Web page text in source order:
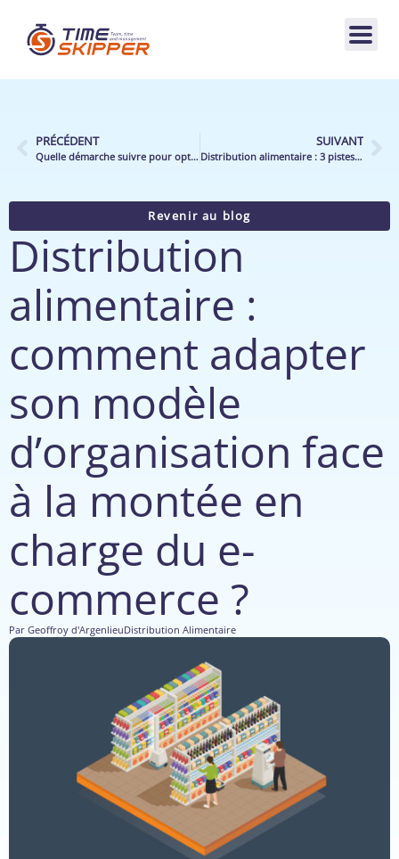
PRÉCÉDENT
Quelle démarche suivre pour optimiser l’organisation du travail de votre point de vente alimentaire ?
SUIVANT
Distribution alimentaire : 3 pistes à suivre pour optimiser l’activité des équipes opérationnelles en libre service
Revenir au blog
Distribution
alimentaire :
comment adapter
son modèle
d’organisation face
à la montée en
charge du e-
commerce ?
Par Geoffroy d'ArgenlieuDistribution Alimentaire